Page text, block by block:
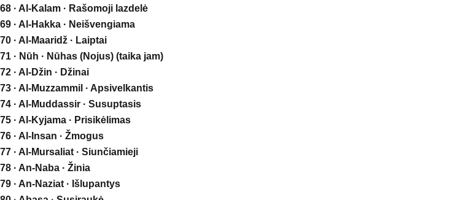
68 · Al-Kalam · Rašomoji lazdelė
69 · Al-Hakka · Neišvengiama
70 · Al-Maaridž · Laiptai
71 · Nūh · Nūhas (Nojus) (taika jam)
72 · Al-Džin · Džinai
73 · Al-Muzzammil · Apsivelkantis
74 · Al-Muddassir · Susuptasis
75 · Al-Kyjama · Prisikėlimas
76 · Al-Insan · Žmogus
77 · Al-Mursaliat · Siunčiamieji
78 · An-Naba · Žinia
79 · An-Naziat · Išlupantys